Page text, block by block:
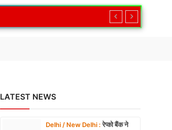
LATEST NEWS
Delhi / New Delhi :रेप्को बैंक ने